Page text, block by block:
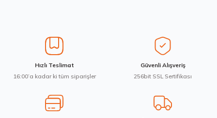
Ürün bilgilerinde hatalar bulunuyor.
Ürün fiyatı diğer sitelerden daha pahalı.
Bu ürüne benzer farklı alternatifler olmalı.
Michelin 235/45R20 100V XL Pilot Alpin 5 SUV Kış 2025
20.521,33 ₺
Hızlı Teslimat
16:00’a kadar ki tüm siparişler
Güvenli Alışveriş
256bit SSL Sertifikası